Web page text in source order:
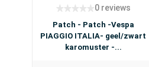
0 reviews
Patch - Patch -Vespa
PIAGGIO ITALIA- geel/zwart
karomuster -...